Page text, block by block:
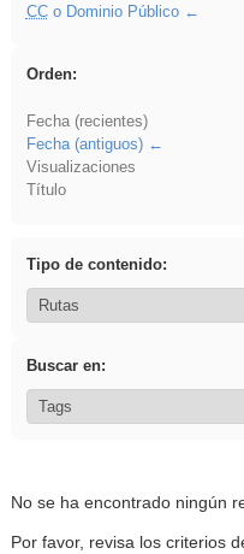
CCo Dominio Público
Orden:
Fecha (recientes)
Fecha (antiguos)
Visualizaciones
Título
Tipo de contenido:
Buscar en:
No se ha encontrado ningún
Por favor, revisa los criterios